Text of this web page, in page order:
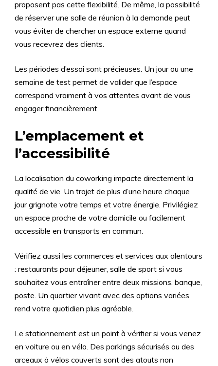
proposent pas cette flexibilité. De même, la possibilité
de réserver une salle de réunion à la demande peut
vous éviter de chercher un espace externe quand
vous recevrez des clients.
Les périodes d’essai sont précieuses. Un jour ou une
semaine de test permet de valider que l’espace
correspond vraiment à vos attentes avant de vous
engager financièrement.
L’emplacement et
l’accessibilité
La localisation du coworking impacte directement la
qualité de vie. Un trajet de plus d’une heure chaque
jour grignote votre temps et votre énergie. Privilégiez
un espace proche de votre domicile ou facilement
accessible en transports en commun.
Vérifiez aussi les commerces et services aux alentours
: restaurants pour déjeuner, salle de sport si vous
souhaitez vous entraîner entre deux missions, banque,
poste. Un quartier vivant avec des options variées
rend votre quotidien plus agréable.
Le stationnement est un point à vérifier si vous venez
en voiture ou en vélo. Des parkings sécurisés ou des
arceaux à vélos couverts sont des atouts non